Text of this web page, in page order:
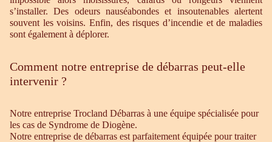
s’installer. Des odeurs nauséabondes et insoutenables alertent
souvent les voisins. Enfin, des risques d’incendie et de maladies
sont également à déplorer.
Comment notre entreprise de débarras peut-elle
intervenir ?
Notre entreprise Trocland Débarras à une équipe spécialisée pour
les cas de Syndrome de Diogène.
Notre entreprise de débarras est parfaitement équipée pour traiter